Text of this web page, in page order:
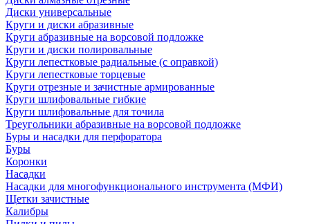
Диски универсальные
Круги и диски абразивные
Круги абразивные на ворсовой подложке
Круги и диски полировальные
Круги лепестковые радиальные (с оправкой)
Круги лепестковые торцевые
Круги отрезные и зачистные армированные
Круги шлифовальные гибкие
Круги шлифовальные для точила
Треугольники абразивные на ворсовой подложке
Буры и насадки для перфоратора
Буры
Коронки
Насадки
Насадки для многофункционального инструмента (МФИ)
Щетки зачистные
Калибры